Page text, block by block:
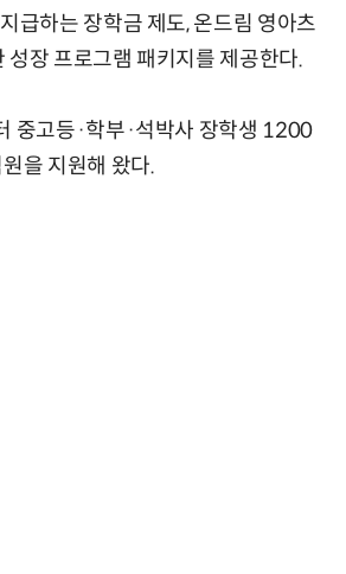
급하는 장학금 제도, 온드림 영아츠
성장 프로그램 패키지를 제공한다.
중고등·학부·석박사 장학생 1200
을 지원해 왔다.